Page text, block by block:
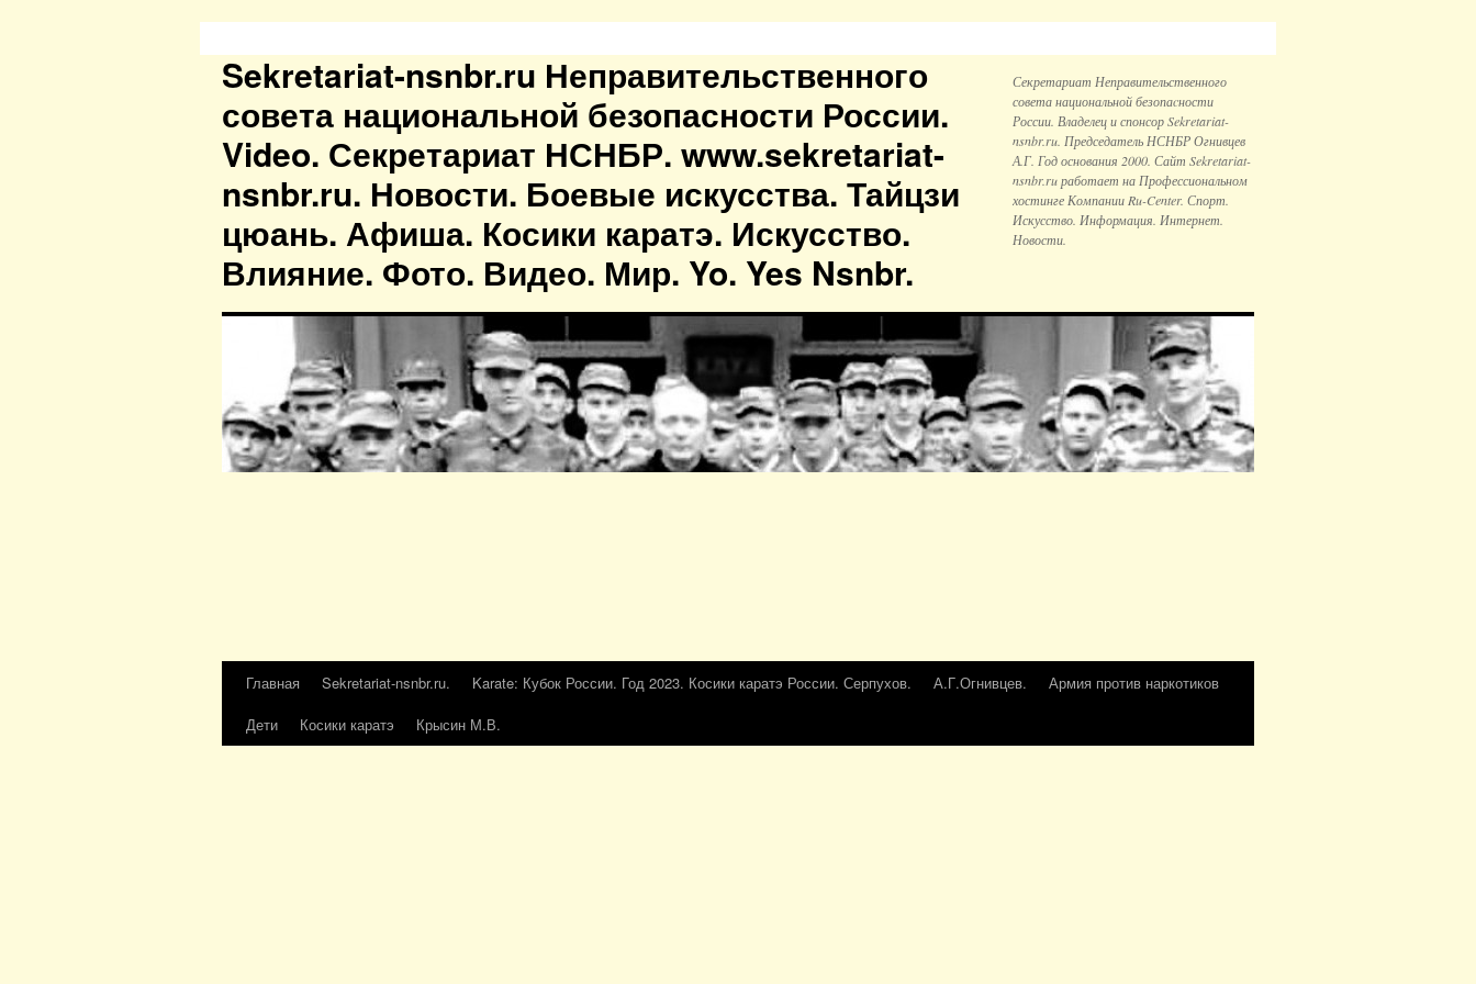
Sekretariat-nsnbr.ru Неправительственного
совета национальной безопасности России.
Video. Секретариат НСНБР. www.sekretariat-
nsnbr.ru. Новости. Боевые искусства. Тайцзи
цюань. Афиша. Косики каратэ. Искусство.
Влияние. Фото. Видео. Мир. Yo. Yes Nsnbr.
Секретариат Неправительственного
совета национальной безопаcности
России. Владелец и спонсор Sekretariat-
nsnbr.ru. Председатель НСНБР Огнивцев
А.Г. Год основания 2000. Сайт Sekretariat-
nsnbr.ru работает на Профессиональном
хостинге Компании Ru-Center. Спорт.
Искусство. Информация. Интернет.
Новости.
Главная Sekretariat-nsnbr.ru. Karate: Кубок России. Год 2023. Косики каратэ России. Серпухов. А.Г.Огнивцев.
Армия против наркотиков
Дети
Косики каратэ Крысин М.В.